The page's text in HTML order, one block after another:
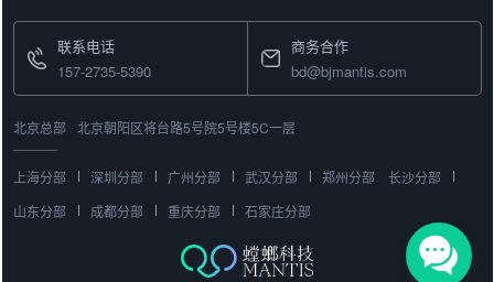
联系电话
157-2735-5390
商务合作
bd@bjmantis.com
北京总部 北京朝阳区将台路5号院5号楼5C一层
上海分部 深圳分部 广州分部 武汉分部 郑州分部
长沙分部
山东分部
成都分部 重庆分部 石家庄分部